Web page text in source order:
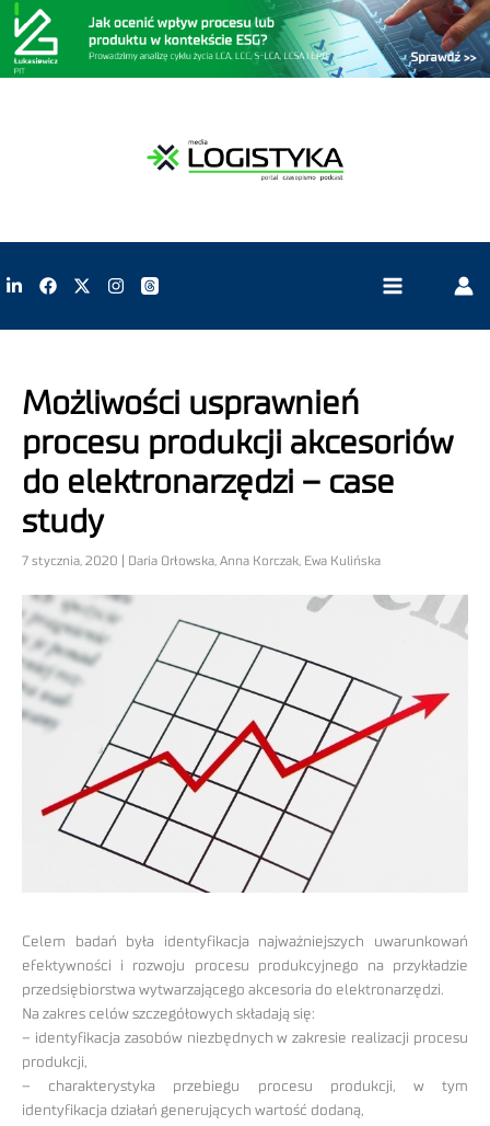
Możliwości usprawnień
procesu produkcji akcesoriów
do elektronarzędzi – case
study
7 stycznia, 2020 | Daria Orłowska, Anna Korczak, Ewa Kulińska
Celem badań była identyfikacja najważniejszych uwarunkowań
efektywności i rozwoju procesu produkcyjnego na przykładzie
przedsiębiorstwa wytwarzającego akcesoria do elektronarzędzi.
Na zakres celów szczegółowych składają się:
– identyfikacja zasobów niezbędnych w zakresie realizacji procesu
produkcji,
– charakterystyka przebiegu procesu produkcji, w tym
identyfikacja działań generujących wartość dodaną,